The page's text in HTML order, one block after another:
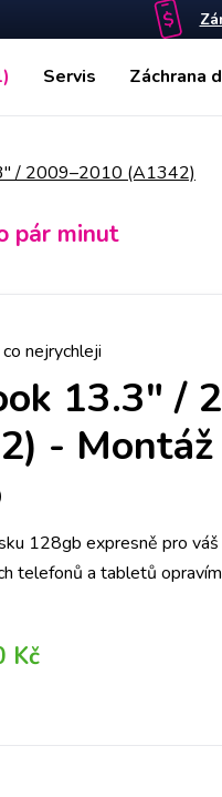
Servis Záchrana
/ 2009–2010 (A1342)
pár minut
co nejrychleji
13.3" /
-
128gb expresně pro
telefonů a tabletů
pobočkách iLoveServis po
Liberci, Pardubicích a
Kč